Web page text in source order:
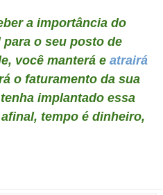
a importância do
o seu posto de
você manterá e atrairá
o faturamento da sua
implantado essa
tempo é dinheiro,